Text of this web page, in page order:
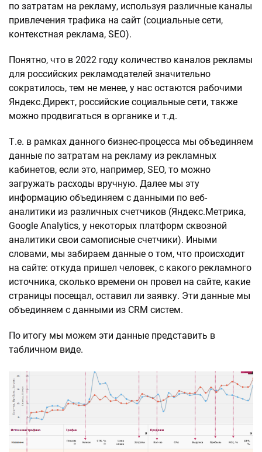
по затратам на рекламу, используя различные каналы
привлечения трафика на сайт (социальные сети,
контекстная реклама, SEO).
Понятно, что в 2022 году количество каналов рекламы
для российских рекламодателей значительно
сократилось, тем не менее, у нас остаются рабочими
Яндекс.Директ, российские социальные сети, также
можно продвигаться в органике и т.д.
Т.е. в рамках данного бизнес-процесса мы объединяем
данные по затратам на рекламу из рекламных
кабинетов, если это, например, SEO, то можно
загружать расходы вручную. Далее мы эту
информацию объединяем с данными по веб-
аналитики из различных счетчиков (Яндекс.Метрика,
Google Analytics, у некоторых платформ сквозной
аналитики свои самописные счетчики). Иными
словами, мы забираем данные о том, что происходит
на сайте: откуда пришел человек, с какого рекламного
источника, сколько времени он провел на сайте, какие
страницы посещал, оставил ли заявку. Эти данные мы
объединяем с данными из CRM систем.
По итогу мы можем эти данные представить в
табличном виде.